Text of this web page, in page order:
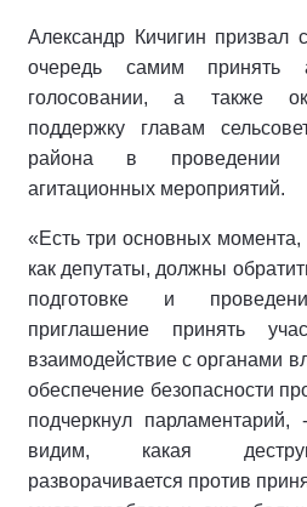
Александр Кичигин призвал
очередь самим принять
голосовании, а также
поддержку главам
района в проведении
агитационных мероприятий.
«Есть три основных
как депутаты, должны
подготовке и
приглашение принять
взаимодействие с органами
обеспечение безопасности
подчеркнул
видим, какая
разворачивается против